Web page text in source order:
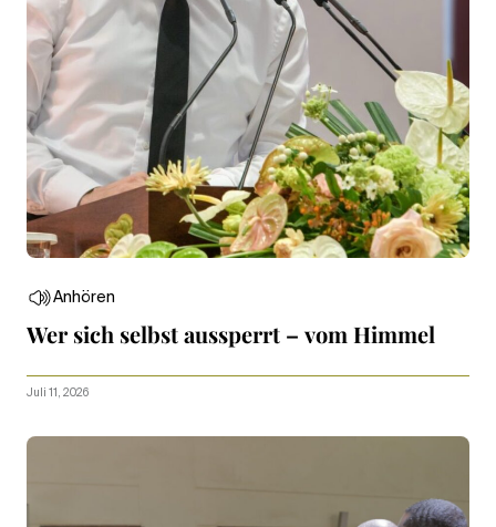
Anhören
Wer sich selbst aussperrt – vom Himmel
Juli 11, 2026